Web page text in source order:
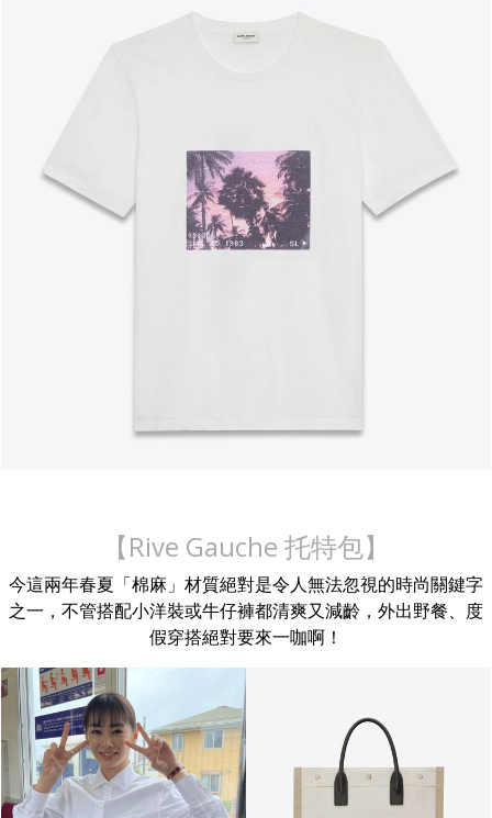
【Rive Gauche 托特包】
今這兩年春夏「棉麻」材質絕對是令人無法忽視的時尚關鍵字
之一，不管搭配小洋裝或牛仔褲都清爽又減齡，外出野餐、度
假穿搭絕對要來一咖啊！